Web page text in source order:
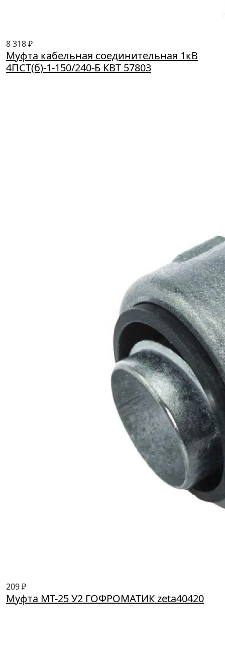
8 318 ₽
Муфта кабельная соединительная 1кВ
4ПСТ(б)-1-150/240-Б КВТ 57803
209 ₽
Муфта МТ-25 У2 ГОФРОМАТИК zeta40420